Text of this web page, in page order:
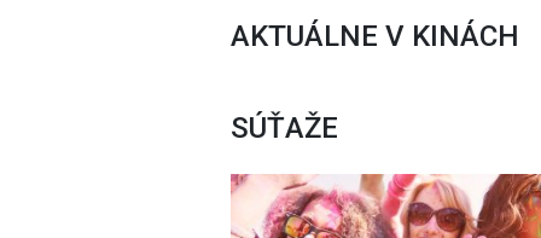
AKTUÁLNE V KINÁCH
SÚŤAŽE